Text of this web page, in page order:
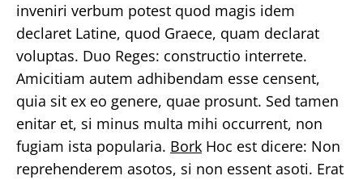
inveniri verbum potest quod magis idem
declaret Latine, quod Graece, quam declarat
voluptas. Duo Reges: constructio interrete.
Amicitiam autem adhibendam esse censent,
quia sit ex eo genere, quae prosunt. Sed tamen
enitar et, si minus multa mihi occurrent, non
fugiam ista popularia. Bork Hoc est dicere: Non
reprehenderem asotos, si non essent asoti. Erat